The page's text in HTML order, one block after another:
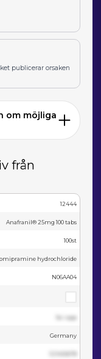
publicerar orsaken
om möjliga
från
12444
Anafranil® 25mg 100 tabs
100st
hydrochloride
N06AA04
Se i app
Germany